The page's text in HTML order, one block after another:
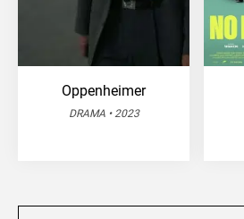
Oppenheimer
DRAMA • 2023